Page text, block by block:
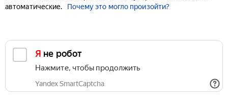
автоматические.
Почему это могло произойти?
Я не робот
Нажмите, чтобы продолжить
Yandex SmartCaptcha